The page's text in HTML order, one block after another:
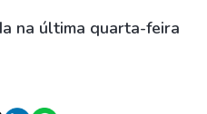
na última quarta-feira